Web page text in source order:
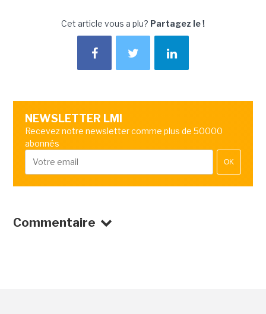
Cet article vous a plu? Partagez le !
NEWSLETTER LMI
Recevez notre newsletter comme plus de 50000
abonnés
OK
Commentaire